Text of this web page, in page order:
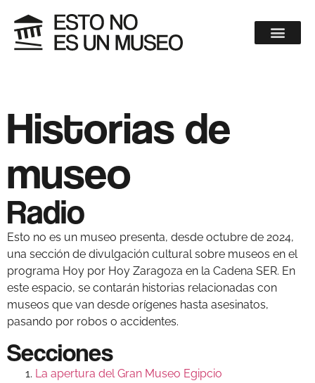
Historias de
museo
Radio
Esto no es un museo presenta, desde octubre de 2024,
una sección de divulgación cultural sobre museos en el
programa Hoy por Hoy Zaragoza en la Cadena SER. En
este espacio, se contarán historias relacionadas con
museos que van desde orígenes hasta asesinatos,
pasando por robos o accidentes.
Secciones
La apertura del Gran Museo Egipcio